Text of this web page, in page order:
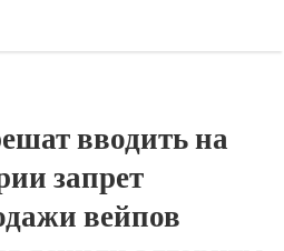
вводить на
запрет
вейпов